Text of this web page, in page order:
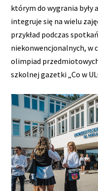
którym do wygrania były
integruje się na wielu
przykład podczas
niekonwencjonalnych, w
olimpiad
szkolnej gazetki „Co w